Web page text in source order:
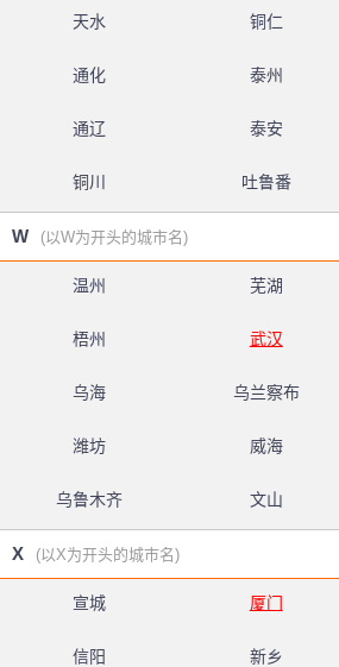
天水 铜仁
通化 泰州
通辽 泰安
铜川 吐鲁番
W (以W为开头的城市名)
温州 芜湖
梧州 武汉
乌海 乌兰察布
潍坊 威海
乌鲁木齐 文山
X (以X为开头的城市名)
宣城 厦门
信阳 新乡